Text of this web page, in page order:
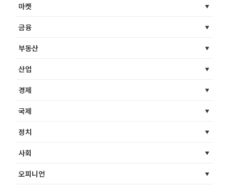
마켓
금융
부동산
산업
경제
국제
정치
사회
오피니언